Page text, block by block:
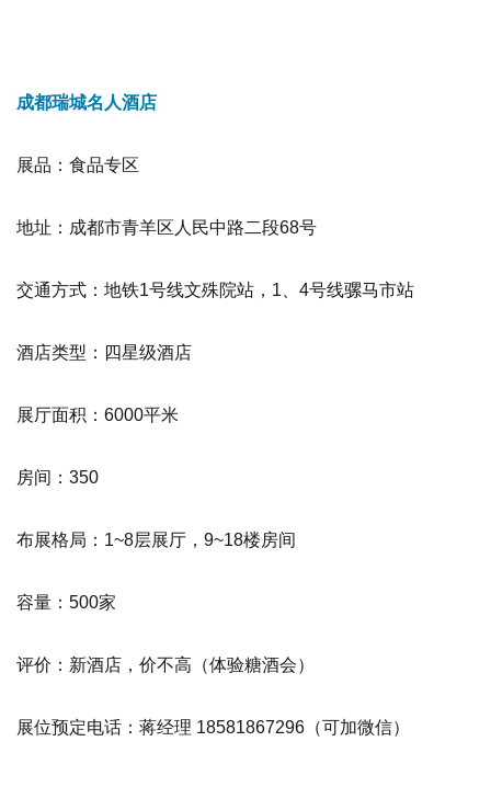
成都瑞城名人酒店
展品：食品专区
地址：成都市青羊区人民中路二段68号
交通方式：地铁1号线文殊院站，1、4号线骡马市站
酒店类型：四星级酒店
展厅面积：6000平米
房间：350
布展格局：1~8层展厅，9~18楼房间
容量：500家
评价：新酒店，价不高 （体验糖酒会）
展位预定电话：蒋经理 18581867296（可加微信）